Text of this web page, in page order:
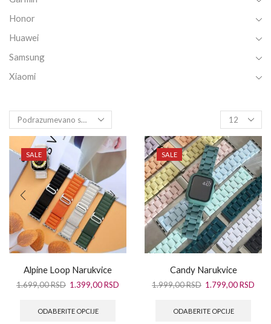
SALE
Alpine Loop Narukvice
1.699,00RSD 1.399,00RSD
ODABERITE OPCIJE
SALE
Candy Narukvice
1.999,00RSD 1.799,00RSD
ODABERITE OPCIJE
Honor
Huawei
Samsung
Xiaomi